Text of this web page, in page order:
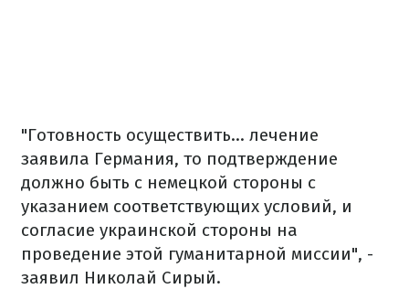
"Готовность осуществить... лечение
заявила Германия, то подтверждение
должно быть с немецкой стороны с
указанием соответствующих условий, и
согласие украинской стороны на
проведение этой гуманитарной миссии", -
заявил Николай Сирый.